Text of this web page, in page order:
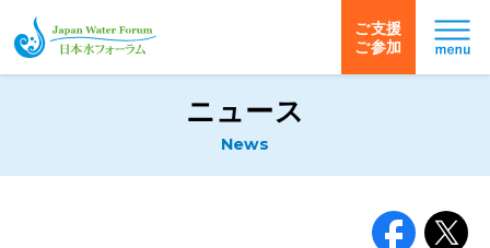
日本水フォーラム
ご支援
ご参加
ニュース
News